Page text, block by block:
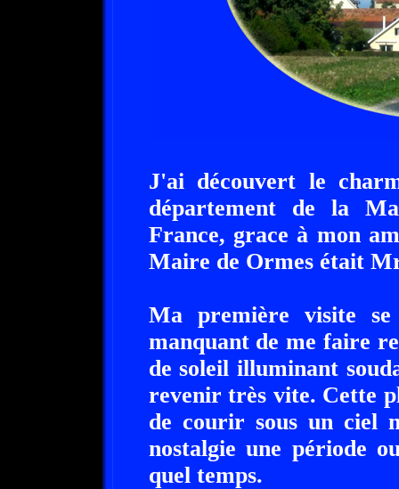
J'ai découvert le
département de la
France, grace à mon
Maire de Ormes était
Ma première visite
manquant de me faire
de soleil illuminant
revenir très vite. Cette
de courir sous un ciel
nostalgie une période
quel temps.